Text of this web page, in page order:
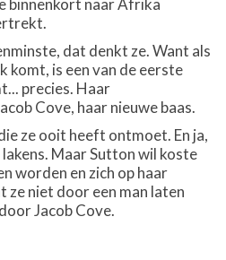
dat denkt ze. Want als
komt, is een van de eerste
precies. Haar
Cove, haar nieuwe baas.
ze ooit heeft ontmoet. En ja,
lakens. Maar Sutton wil koste
worden en zich op haar
niet door een man laten
Jacob Cove.